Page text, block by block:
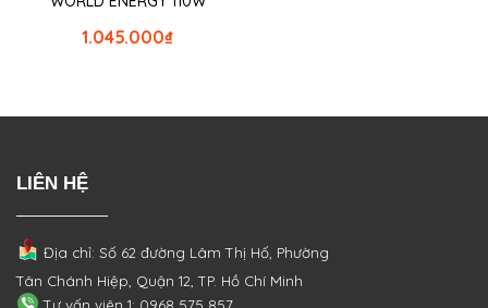
₫
1.045.000
LIÊN HỆ
Địa chỉ: Số 62 đường Lâm Thị Hố, Phường
Tân Chánh Hiệp, Quận 12, TP. Hồ Chí Minh